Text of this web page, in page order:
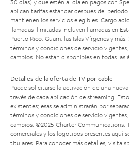
30 días) y que estén al día en pagos con
aplican tarifas estándar después del
mantienen los servicios elegibles. Cargo
llamadas ilimitadas incluyen llamadas en
Puerto Rico, Guam, las Islas Vírgenes y
términos y condiciones de servicio
cambios. No están disponibles en todas las
Detalles de la oferta de TV por cable
Puede solicitarse la activación de una
través de cada aplicación de streaming.
existentes; esas se administrarán por
términos y condiciones de servicio
cambios. ©2025 Charter Communications.
comerciales y los logotipos presentes aquí
titulares. Para conocer más detalles, visita